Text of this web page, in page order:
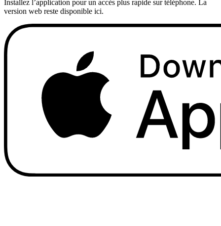
Installez l’application pour un accès plus rapide sur téléphone. La
version web reste disponible ici.